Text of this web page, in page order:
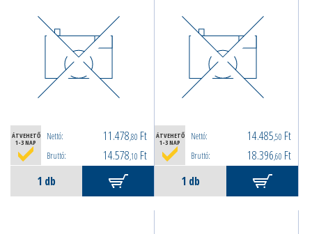
ÁTVEHETŐ
1-3 NAP
Nettó: 11.478,80 Ft
Bruttó: 14.578,10 Ft
ÁTVEHETŐ
1-3 NAP
Nettó: 14.485,50 Ft
Bruttó: 18.396,60 Ft